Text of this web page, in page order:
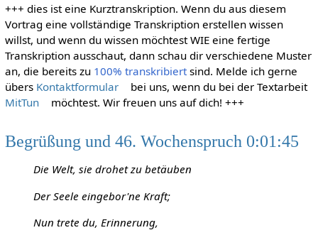
+++ dies ist eine Kurztranskription. Wenn du aus diesem
Vortrag eine vollständige Transkription erstellen wissen
willst, und wenn du wissen möchtest WIE eine fertige
Transkription ausschaut, dann schau dir verschiedene Muster
an, die bereits zu 100% transkribiertsind. Melde ich gerne
übers Kontaktformular
bei uns, wenn du bei der Textarbeit
MitTun
möchtest. Wir freuen uns auf dich! +++
Begrüßung und 46. Wochenspruch 0:01:45
Die Welt, sie drohet zu betäuben
Der Seele eingebor'ne Kraft;
Nun trete du, Erinnerung,